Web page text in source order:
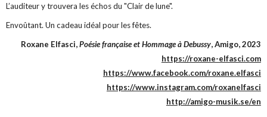
L’auditeur y trouvera les échos du "Clair de lune".
Envoûtant. Un cadeau idéal pour les fêtes.
Roxane Elfasci,Poésie française et Hommage à Debussy, Amigo, 2023
https://roxane-elfasci.com
https://www.facebook.com/roxane.elfasci
https://www.instagram.com/roxanelfasci
http://amigo-musik.se/en